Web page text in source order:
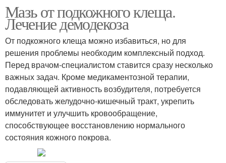
Мазь от подкожного клеща.
Лечение демодекоза
От подкожного клеща можно избавиться, но для
решения проблемы необходим комплексный подход.
Перед врачом-специалистом ставится сразу несколько
важных задач. Кроме медикаментозной терапии,
подавляющей активность возбудителя, потребуется
обследовать желудочно-кишечный тракт, укрепить
иммунитет и улучшить кровообращение,
способствующее восстановлению нормального
состояния кожного покрова.